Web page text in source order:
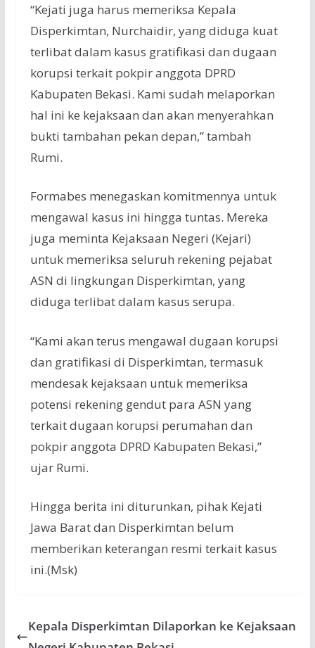
“Kejati juga harus memeriksa Kepala
Disperkimtan, Nurchaidir, yang diduga kuat
terlibat dalam kasus gratifikasi dan dugaan
korupsi terkait pokpir anggota DPRD
Kabupaten Bekasi. Kami sudah melaporkan
hal ini ke kejaksaan dan akan menyerahkan
bukti tambahan pekan depan,” tambah
Rumi.
Formabes menegaskan komitmennya untuk
mengawal kasus ini hingga tuntas. Mereka
juga meminta Kejaksaan Negeri (Kejari)
untuk memeriksa seluruh rekening pejabat
ASN di lingkungan Disperkimtan, yang
diduga terlibat dalam kasus serupa.
“Kami akan terus mengawal dugaan korupsi
dan gratifikasi di Disperkimtan, termasuk
mendesak kejaksaan untuk memeriksa
potensi rekening gendut para ASN yang
terkait dugaan korupsi perumahan dan
pokpir anggota DPRD Kabupaten Bekasi,”
ujar Rumi.
Hingga berita ini diturunkan, pihak Kejati
Jawa Barat dan Disperkimtan belum
memberikan keterangan resmi terkait kasus
ini.(Msk)
Kepala Disperkimtan Dilaporkan ke Kejaksaan